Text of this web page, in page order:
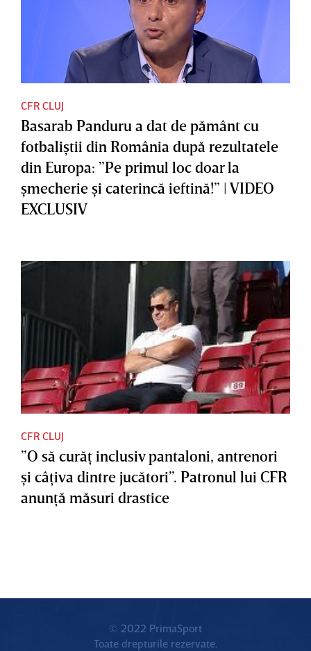
CFR CLUJ
Basarab Panduru a dat de pământ cu
fotbaliştii din România după rezultatele
din Europa: ”Pe primul loc doar la
şmecherie şi caterincă ieftină!” | VIDEO
EXCLUSIV
CFR CLUJ
”O să curăţ inclusiv pantaloni, antrenori
şi câţiva dintre jucători”. Patronul lui CFR
anunţă măsuri drastice
© 2022 PrimaSport
Toate drepturile rezervate.